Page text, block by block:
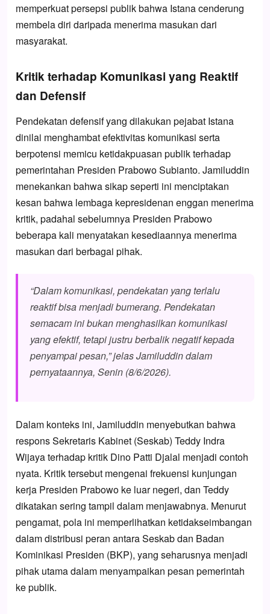
memperkuat persepsi publik bahwa Istana cenderung
membela diri daripada menerima masukan dari
masyarakat.
Kritik terhadap Komunikasi yang Reaktif
dan Defensif
Pendekatan defensif yang dilakukan pejabat Istana
dinilai menghambat efektivitas komunikasi serta
berpotensi memicu ketidakpuasan publik terhadap
pemerintahan Presiden Prabowo Subianto. Jamiluddin
menekankan bahwa sikap seperti ini menciptakan
kesan bahwa lembaga kepresidenan enggan menerima
kritik, padahal sebelumnya Presiden Prabowo
beberapa kali menyatakan kesediaannya menerima
masukan dari berbagai pihak.
“Dalam komunikasi, pendekatan yang terlalu
reaktif bisa menjadi bumerang. Pendekatan
semacam ini bukan menghasilkan komunikasi
yang efektif, tetapi justru berbalik negatif kepada
penyampai pesan,” jelas Jamiluddin dalam
pernyataannya, Senin (8/6/2026).
Dalam konteks ini, Jamiluddin menyebutkan bahwa
respons Sekretaris Kabinet (Seskab) Teddy Indra
Wijaya terhadap kritik Dino Patti Djalal menjadi contoh
nyata. Kritik tersebut mengenai frekuensi kunjungan
kerja Presiden Prabowo ke luar negeri, dan Teddy
dikatakan sering tampil dalam menjawabnya. Menurut
pengamat, pola ini memperlihatkan ketidakseimbangan
dalam distribusi peran antara Seskab dan Badan
Kominikasi Presiden (BKP), yang seharusnya menjadi
pihak utama dalam menyampaikan pesan pemerintah
ke publik.